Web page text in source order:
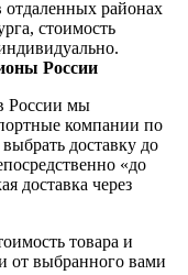
отдаленных районах
стоимость
России
России мы
компании по
доставку до
«до
доставка через
товара и
от выбранного вами